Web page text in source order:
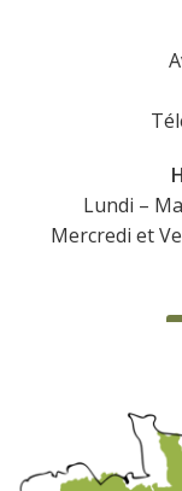
Lundi –
Mercredi et